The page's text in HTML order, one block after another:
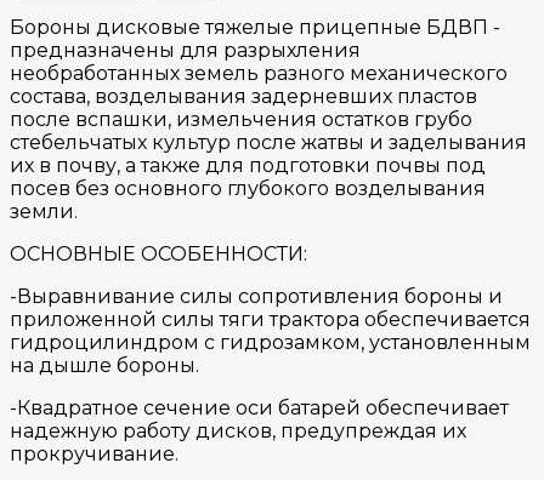
Бороны дисковые тяжелые прицепные БДВП -
предназначены для разрыхления
необработанных земель разного механического
состава, возделывания задерневших пластов
после вспашки, измельчения остатков грубо
стебельчатых культур после жатвы и заделывания
их в почву, а также для подготовки почвы под
посев без основного глубокого возделывания
земли.
ОСНОВНЫЕ ОСОБЕННОСТИ:
-Выравнивание силы сопротивления бороны и
приложенной силы тяги трактора обеспечивается
гидроцилиндром с гидрозамком, установленным
на дышле бороны.
-Квадратное сечение оси батарей обеспечивает
надежную работу дисков, предупреждая их
прокручивание.